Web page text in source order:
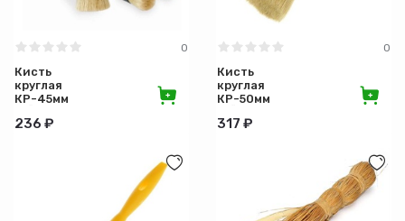
0
Кисть
круглая
КР-45мм
Эксперт
236 ₽
0
Кисть
круглая
КР-50мм
317 ₽